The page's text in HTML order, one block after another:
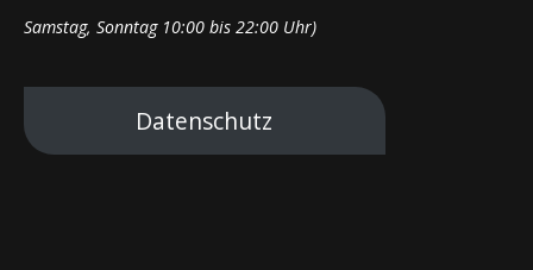
Samstag, Sonntag 10:00 bis 22:00 Uhr)
Datenschutz